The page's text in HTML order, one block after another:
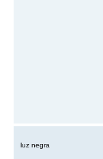
luz negra